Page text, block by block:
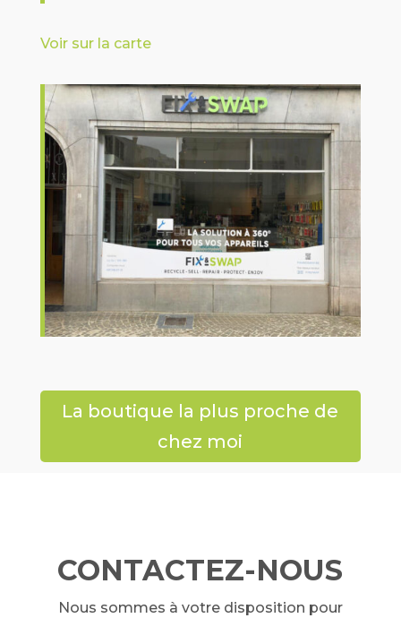
Voir sur la carte
La boutique la plus proche de
chez moi
CONTACTEZ-NOUS
Nous sommes à votre disposition pour